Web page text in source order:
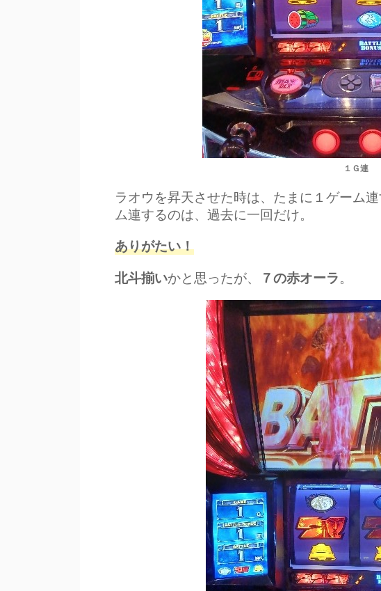
１Ｇ連
ラオウを昇天させた時は、たまに１ゲーム
ム連するのは、過去に一回だけ。
ありがたい！
北斗揃いかと思ったが、 ７の赤オーラ。